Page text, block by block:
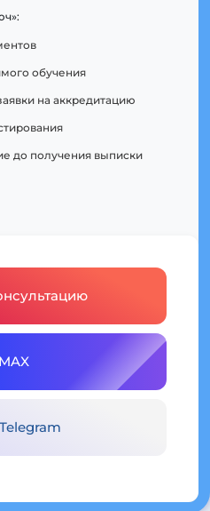
обучения
на аккредитацию
до получения выписки